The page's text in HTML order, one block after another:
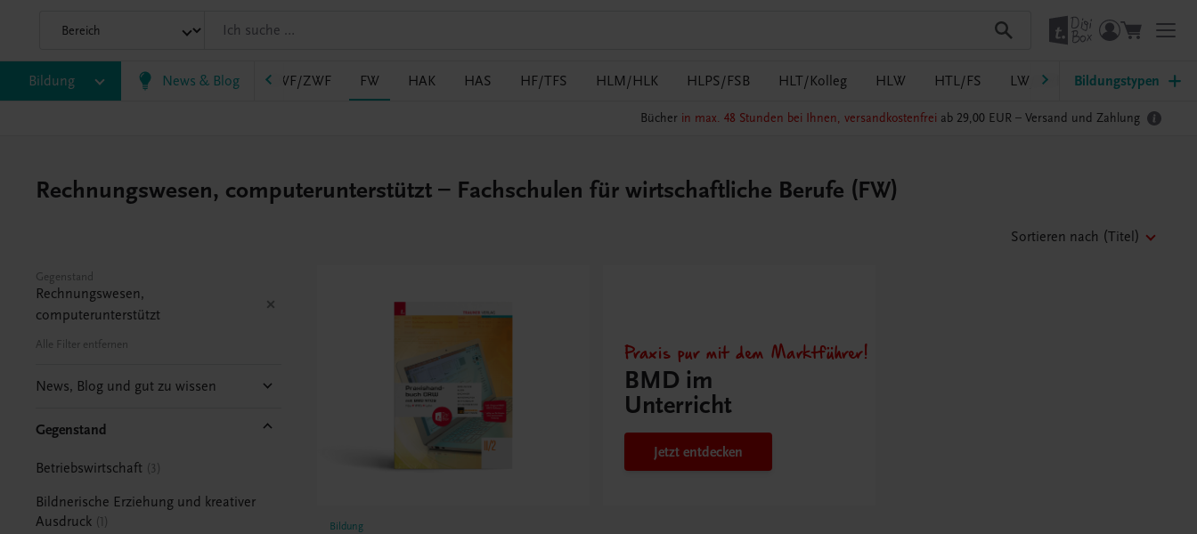
Bildung News & Blog
BAFEP/BASOP BRP BS EWF/ZWF FW HAK HAS HF/TFS HLM/HLK HLPS/FSB HLT/Kolleg HLW HTL/FS LW/LWBF MS/ASO
Bildungstypen
Bücher in max. 48 Stunden bei Ihnen, versandkostenfrei ab 29,00 EUR – Versand und Zahlung
Rechnungswesen, computerunterstützt – Fachschulen für wirtschaftliche Berufe (FW)
Sortieren nach (Titel)
Gegenstand
Rechnungswesen,
computerunterstützt
Alle Filter entfernen
News, Blog und gut zu wissen
Gegenstand
Betriebswirtschaft 3
Bildnerische Erziehung und kreativer
Ausdruck 1 Bildung
Praxis pur mit dem Marktführer!
BMD im
Unterricht
Jetzt entdecken